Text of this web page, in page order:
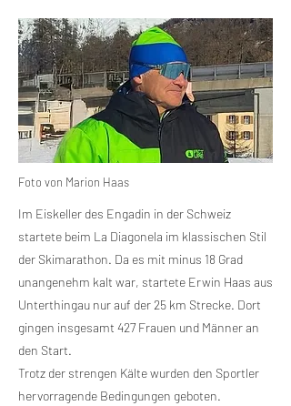
Foto von Marion Haas
Im Eiskeller des Engadin in der Schweiz
startete beim La Diagonela im klassischen Stil
der Skimarathon. Da es mit minus 18 Grad
unangenehm kalt war, startete Erwin Haas aus
Unterthingau nur auf der 25 km Strecke. Dort
gingen insgesamt 427 Frauen und Männer an
den Start.
Trotz der strengen Kälte wurden den Sportler
hervorragende Bedingungen geboten.